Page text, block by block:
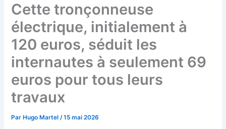
Cette tronçonneuse
électrique, initialement à
120 euros, séduit les
internautes à seulement 69
euros pour tous leurs
travaux
Par Hugo Martel/15 mai 2026